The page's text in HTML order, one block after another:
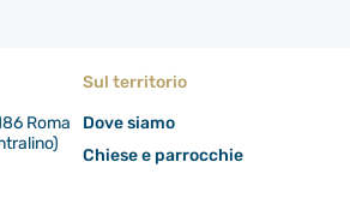
Roma
Sul territorio
Dove siamo
Chiese e parrocchie